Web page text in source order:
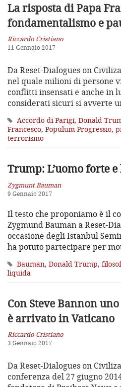
La risposta di Papa
fondamentalismo e
Riccardo Cristiano
11 Gennaio 2017
Da Reset-Dialogues on
nel quale milioni di persone
conflitti insensati e anche in
considerati sicuri si avverte
Accordo di Parigi, Donald
Francesco, Populum Progressio,
terrorismo
Trump: L’uomo forte e
Zygmunt Bauman
9 Gennaio 2017
Il testo che proponiamo è il
Zygmund Bauman a Reset-
occasione degli Istanbul
ha potuto partecipare per
Bauman, Donald Trump,
liquida
Con Steve Bannon
è arrivato in Vaticano
Riccardo Cristiano
3 Gennaio 2017
Da Reset-Dialogues on
conferenza del 27 giugno